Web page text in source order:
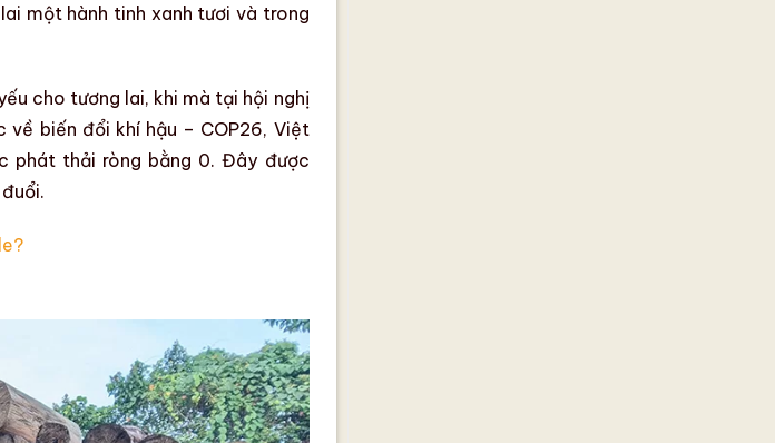
một hành tinh xanh tươi và trong
cho tương lai, khi mà tại hội nghị
về biến đổi khí hậu – COP26, Việt
phát thải ròng bằng 0. Đây được